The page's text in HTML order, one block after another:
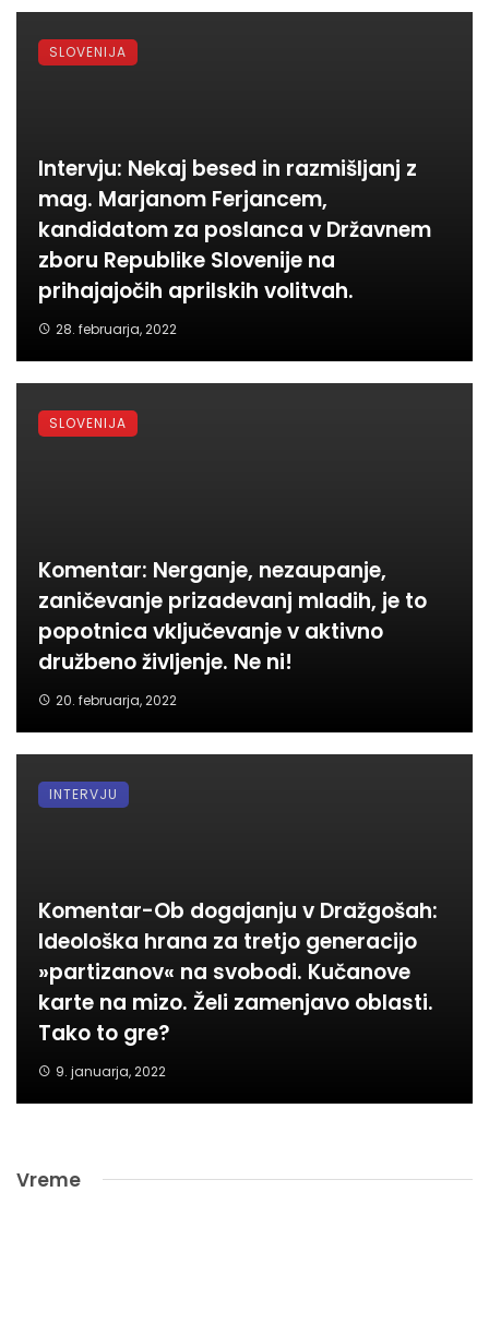
Intervju: Nekaj besed in razmišljanj z
mag. Marjanom Ferjancem,
kandidatom za poslanca v Državnem
zboru Republike Slovenije na
prihajajočih aprilskih volitvah.
28. februarja, 2022
SLOVENIJA
Komentar: Nerganje, nezaupanje,
zaničevanje prizadevanj mladih, je to
popotnica vključevanje v aktivno
družbeno življenje. Ne ni!
20. februarja, 2022
SLOVENIJA
Komentar-Ob dogajanju v Dražgošah:
Ideološka hrana za tretjo generacijo
»partizanov« na svobodi. Kučanove
karte na mizo. Želi zamenjavo oblasti.
Tako to gre?
9. januarja, 2022
INTERVJU
Vreme